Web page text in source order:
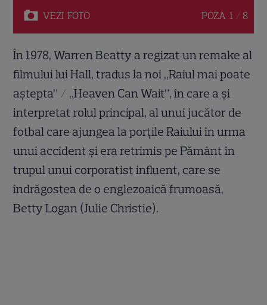
VEZI FOTO POZA 1 / 8
În 1978, Warren Beatty a regizat un remake al
filmului lui Hall, tradus la noi „Raiul mai poate
aștepta” / „Heaven Can Wait”, în care a și
interpretat rolul principal, al unui jucător de
fotbal care ajungea la porțile Raiului în urma
unui accident și era retrimis pe Pământ în
trupul unui corporatist influent, care se
îndrăgostea de o englezoaică frumoasă,
Betty Logan (Julie Christie).